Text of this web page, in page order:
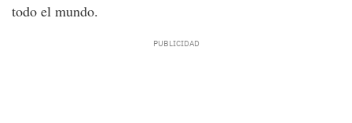
todo el mundo.